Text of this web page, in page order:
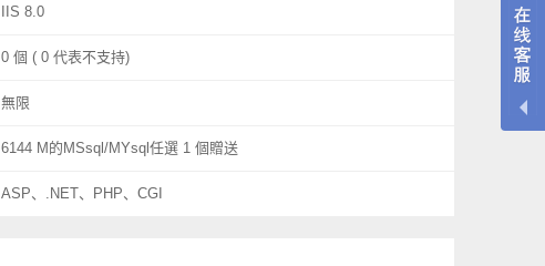
IIS 8.0
0 個 ( 0 代表不支持)
無限
6144 M的MSsql/MYsql任選 1 個贈送
ASP、.NET、PHP、CGI